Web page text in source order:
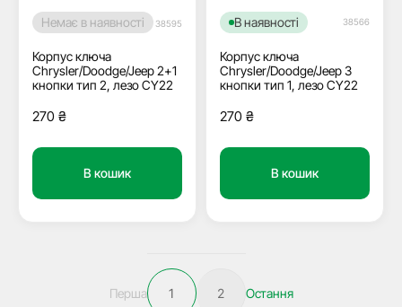
Немає в наявності 38595
Корпус ключа
Chrysler/Doodge/Jeep 2+1
кнопки тип 2, лезо СY22
270 ₴
В кошик
В наявності 38566
Корпус ключа
Chrysler/Doodge/Jeep 3
кнопки тип 1, лезо СY22
270 ₴
В кошик
Перша 1 2 Остання